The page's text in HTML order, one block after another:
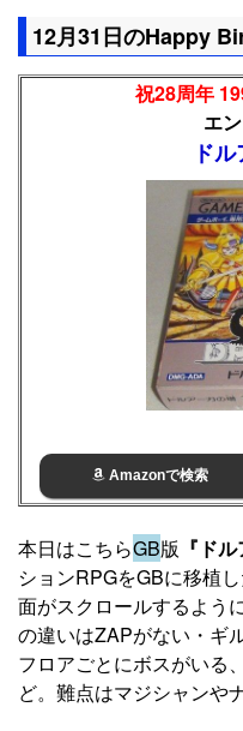
12月31日のHappy
祝28周年
エ
ド
Amazonで検索
本日はこちらGB版 『ド
ションRPGをGBに移植
面がスクロールするよう
の違いはZAPがない・ギ
フロアごとにボスがいる
ど。難点はマジシャンや